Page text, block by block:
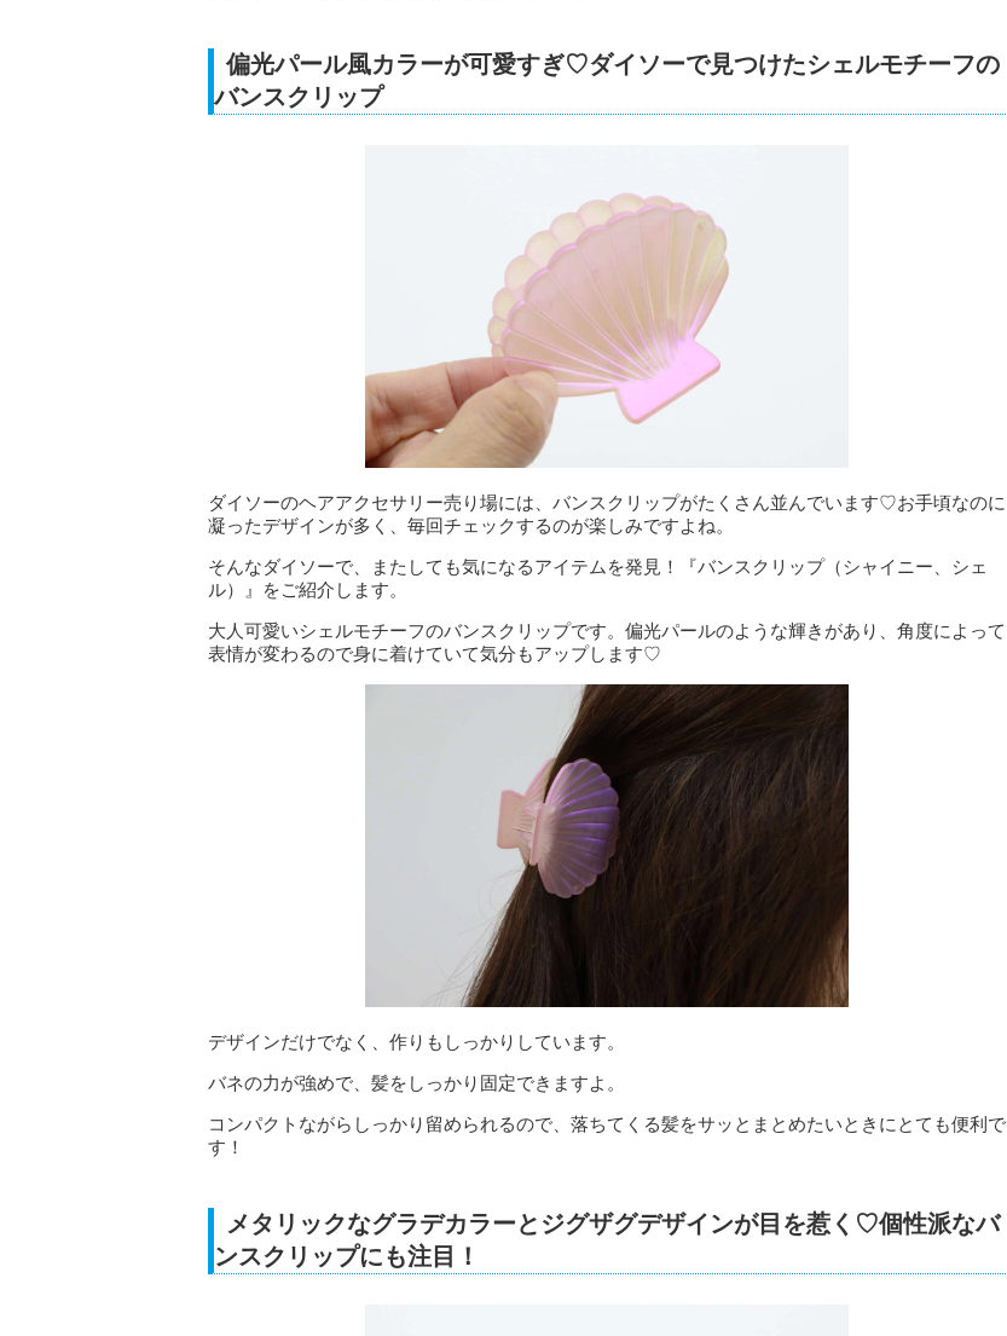
偏光パール風カラーが可愛すぎ♡ダイソーで見つけたシェルモチーフの
バンスクリップ
ダイソーのヘアアクセサリー売り場には、バンスクリップがたくさん並んでいます♡お手頃なのに
凝ったデザインが多く、毎回チェックするのが楽しみですよね。
そんなダイソーで、またしても気になるアイテムを発見！『バンスクリップ（シャイニー、シェ
ル）』をご紹介します。
大人可愛いシェルモチーフのバンスクリップです。偏光パールのような輝きがあり、角度によって
表情が変わるので身に着けていて気分もアップします♡
デザインだけでなく、作りもしっかりしています。
バネの力が強めで、髪をしっかり固定できますよ。
コンパクトながらしっかり留められるので、落ちてくる髪をサッとまとめたいときにとても便利で
す！
メタリックなグラデカラーとジグザグデザインが目を惹く♡個性派なバ
ンスクリップにも注目！